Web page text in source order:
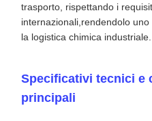
trasporto, rispettando i
internazionali,rendendolo
la logistica chimica industriale.
Specificativi tecnici e
principali